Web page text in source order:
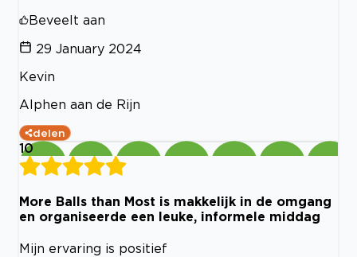
Beveelt aan
29 January 2024
Kevin
Alphen aan de Rijn
delen
10
More Balls than Most is makkelijk in de omgang
en organiseerde een leuke, informele middag
Mijn ervaring is positief